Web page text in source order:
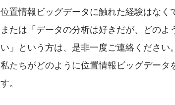
位置情報ビッグデータに触れた経験はなく
または「データの分析は好きだが、どの
い」という方は、是非一度ご連絡ください。
私たちがどのように位置情報ビッグデー
す。